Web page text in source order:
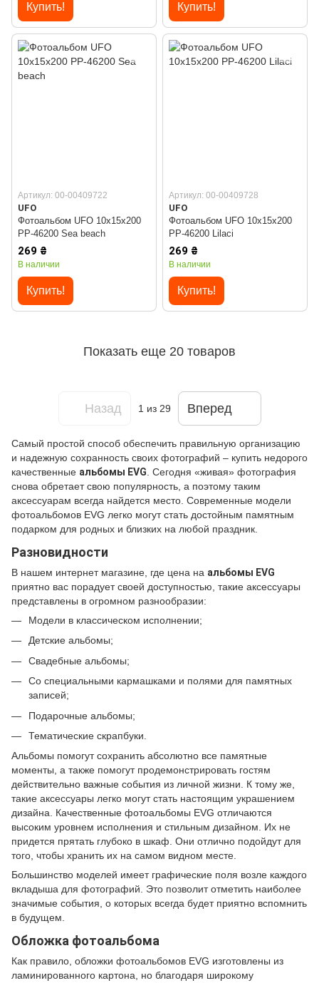
Купить! Купить!
Артикул: 00-00409722
UFO
Фотоальбом UFO 10x15x200
PP-46200 Sea beach
269 ₴
В наличии
Купить!
Артикул: 00-00409728
UFO
Фотоальбом UFO 10x15x200
PP-46200 Lilacі
269 ₴
В наличии
Купить!
Показать еще 20 товаров
Назад 1 из 29 Вперед
Самый простой способ обеспечить правильную организацию
и надежную сохранность своих фотографий – купить недорого
качественные альбомы EVG. Сегодня «живая» фотография
снова обретает свою популярность, а поэтому таким
аксессуарам всегда найдется место. Современные модели
фотоальбомов EVG легко могут стать достойным памятным
подарком для родных и близких на любой праздник.
Разновидности
В нашем интернет магазине, где цена на альбомы EVG
приятно вас порадует своей доступностью, такие аксессуары
представлены в огромном разнообразии:
Модели в классическом исполнении;
Детские альбомы;
Свадебные альбомы;
Со специальными кармашками и полями для памятных
записей;
Подарочные альбомы;
Тематические скрапбуки.
Альбомы помогут сохранить абсолютно все памятные
моменты, а также помогут продемонстрировать гостям
действительно важные события из личной жизни. К тому же,
такие аксессуары легко могут стать настоящим украшением
дизайна. Качественные фотоальбомы EVG отличаются
высоким уровнем исполнения и стильным дизайном. Их не
придется прятать глубоко в шкаф. Они отлично подойдут для
того, чтобы хранить их на самом видном месте.
Большинство моделей имеет графические поля возле каждого
вкладыша для фотографий. Это позволит отметить наиболее
значимые события, о которых всегда будет приятно вспомнить
в будущем.
Обложка фотоальбома
Как правило, обложки фотоальбомов EVG изготовлены из
ламинированного картона, но благодаря широкому